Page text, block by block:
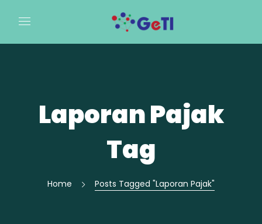
Laporan Pajak
Tag
Home Posts Tagged "Laporan Pajak"